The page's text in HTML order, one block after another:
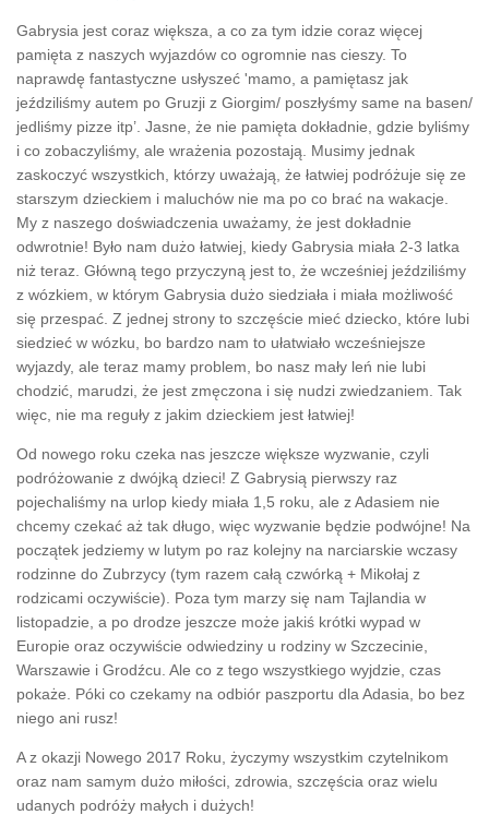
Gabrysia jest coraz większa, a co za tym idzie coraz więcej
pamięta z naszych wyjazdów co ogromnie nas cieszy. To
naprawdę fantastyczne usłyszeć 'mamo, a pamiętasz jak
jeździliśmy autem po Gruzji z Giorgim/ poszłyśmy same na basen/
jedliśmy pizze itp’. Jasne, że nie pamięta dokładnie, gdzie byliśmy
i co zobaczyliśmy, ale wrażenia pozostają. Musimy jednak
zaskoczyć wszystkich, którzy uważają, że łatwiej podróżuje się ze
starszym dzieckiem i maluchów nie ma po co brać na wakacje.
My z naszego doświadczenia uważamy, że jest dokładnie
odwrotnie! Było nam dużo łatwiej, kiedy Gabrysia miała 2-3 latka
niż teraz. Główną tego przyczyną jest to, że wcześniej jeździliśmy
z wózkiem, w którym Gabrysia dużo siedziała i miała możliwość
się przespać. Z jednej strony to szczęście mieć dziecko, które lubi
siedzieć w wózku, bo bardzo nam to ułatwiało wcześniejsze
wyjazdy, ale teraz mamy problem, bo nasz mały leń nie lubi
chodzić, marudzi, że jest zmęczona i się nudzi zwiedzaniem. Tak
więc, nie ma reguły z jakim dzieckiem jest łatwiej!
Od nowego roku czeka nas jeszcze większe wyzwanie, czyli
podróżowanie z dwójką dzieci! Z Gabrysią pierwszy raz
pojechaliśmy na urlop kiedy miała 1,5 roku, ale z Adasiem nie
chcemy czekać aż tak długo, więc wyzwanie będzie podwójne! Na
początek jedziemy w lutym po raz kolejny na narciarskie wczasy
rodzinne do Zubrzycy (tym razem całą czwórką + Mikołaj z
rodzicami oczywiście). Poza tym marzy się nam Tajlandia w
listopadzie, a po drodze jeszcze może jakiś krótki wypad w
Europie oraz oczywiście odwiedziny u rodziny w Szczecinie,
Warszawie i Grodźcu. Ale co z tego wszystkiego wyjdzie, czas
pokaże. Póki co czekamy na odbiór paszportu dla Adasia, bo bez
niego ani rusz!
A z okazji Nowego 2017 Roku, życzymy wszystkim czytelnikom
oraz nam samym dużo miłości, zdrowia, szczęścia oraz wielu
udanych podróży małych i dużych!